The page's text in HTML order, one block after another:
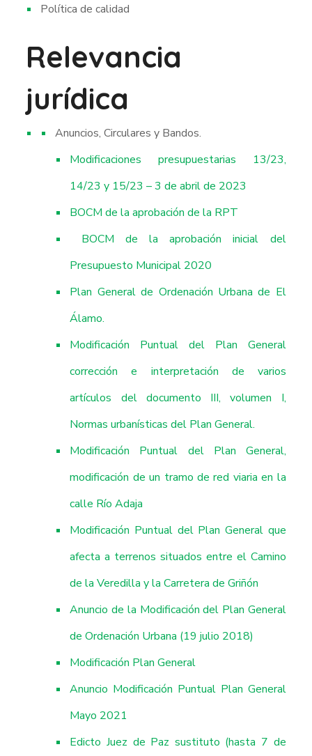
Política de calidad
Relevancia
jurídica
Anuncios, Circulares y Bandos.
Modificaciones presupuestarias 13/23,
14/23 y 15/23 – 3 de abril de 2023
BOCM de la aprobación de la RPT
BOCM de la aprobación inicial del
Presupuesto Municipal 2020
Plan General de Ordenación Urbana de El
Álamo.
Modificación Puntual del Plan General
corrección e interpretación de varios
artículos del documento III, volumen I,
Normas urbanísticas del Plan General.
Modificación Puntual del Plan General,
modificación de un tramo de red viaria en la
calle Río Adaja
Modificación Puntual del Plan General que
afecta a terrenos situados entre el Camino
de la Veredilla y la Carretera de Griñón
Anuncio de la Modificación del Plan General
de Ordenación Urbana (19 julio 2018)
Modificación Plan General
Anuncio Modificación Puntual Plan General
Mayo 2021
Edicto Juez de Paz sustituto (hasta 7 de